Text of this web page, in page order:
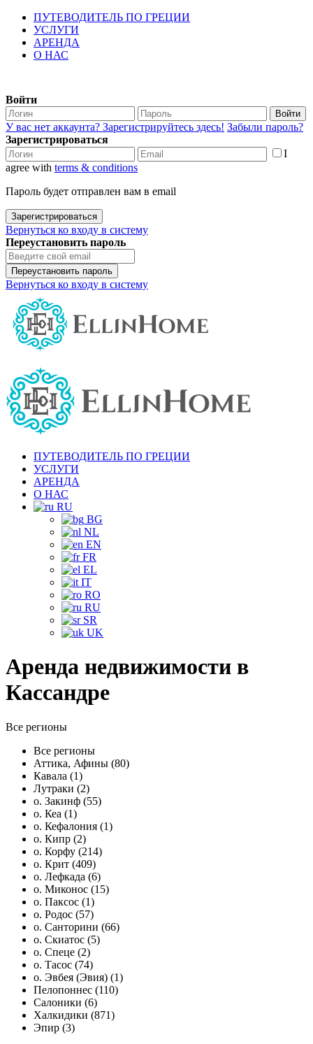
ПУТЕВОДИТЕЛЬ ПО ГРЕЦИИ
УСЛУГИ
АРЕНДА
О НАС
Войти
Войти
У вас нет аккаунта? Зарегистрируйтесь здесь! Забыли пароль?
Зарегистрироваться
I
agree with terms & conditions
Пароль будет отправлен вам в email
Зарегистрироваться
Вернуться ко входу в систему
Переустановить пароль
Переустановить пароль
Вернуться ко входу в систему
ПУТЕВОДИТЕЛЬ ПО ГРЕЦИИ
УСЛУГИ
АРЕНДА
О НАС
RU
BG
NL
EN
FR
EL
IT
RO
RU
SR
UK
Аренда недвижимости в
Кассандре
Все регионы
Все регионы
Аттика, Афины (80)
Кавала (1)
Лутраки (2)
о. Закинф (55)
о. Кеа (1)
о. Кефалония (1)
о. Кипр (2)
о. Корфу (214)
о. Крит (409)
о. Лефкада (6)
о. Миконос (15)
о. Паксос (1)
о. Родос (57)
о. Санторини (66)
о. Скиатос (5)
о. Спеце (2)
о. Тасос (74)
о. Эвбея (Эвия) (1)
Пелопоннес (110)
Салоники (6)
Халкидики (871)
Эпир (3)